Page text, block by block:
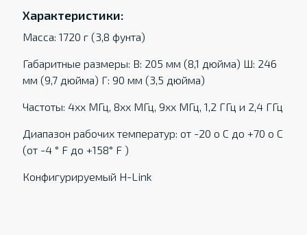
Характеристики:
Масса: 1720 г (3,8 фунта)
Габаритные размеры: В: 205 мм (8,1 дюйма) Ш: 246
мм (9,7 дюйма) Г: 90 мм (3,5 дюйма)
Частоты: 4xx МГц, 8xx МГц, 9xx МГц, 1,2 ГГц и 2,4 ГГц
Диапазон рабочих температур: от -20 о С до +70 о С
(от -4 ° F до +158° F )
Конфигурируемый H-Link